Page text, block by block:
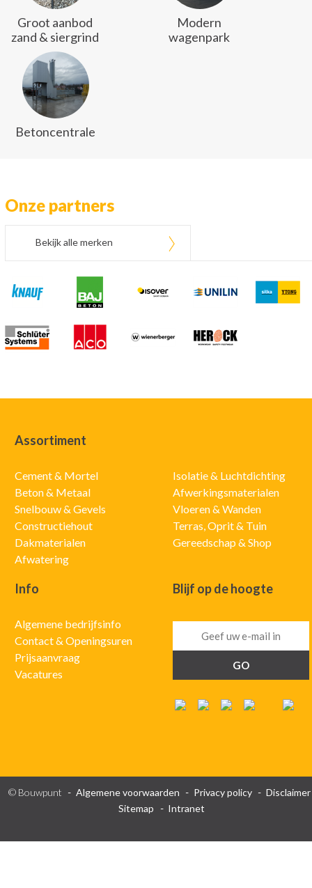
Groot aanbod
zand & siergrind
Modern
wagenpark
Betoncentrale
Onze partners
Bekijk alle merken
Assortiment
Cement & Mortel
Beton & Metaal
Snelbouw & Gevels
Constructiehout
Dakmaterialen
Afwatering
Isolatie & Luchtdichting
Afwerkingsmaterialen
Vloeren & Wanden
Terras, Oprit & Tuin
Gereedschap & Shop
Info
Algemene bedrijfsinfo
Contact & Openingsuren
Prijsaanvraag
Vacatures
Blijf op de hoogte
© Bouwpunt Algemene voorwaarden Privacy policy
Disclaimer
Sitemap
Intranet